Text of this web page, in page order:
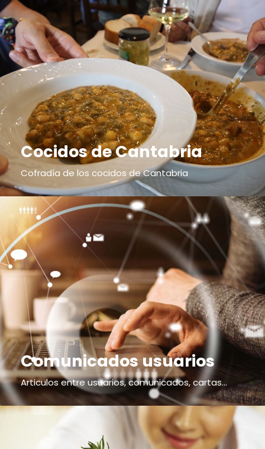
Cocidos de Cantabria
Cofradía de los cocidos de Cantabria
Comunicados usuarios
Articulos entre usuarios, comunicados, cartas...